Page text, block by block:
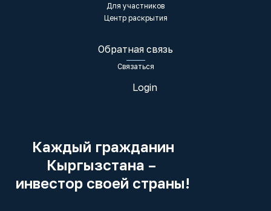
Для участников
Центр раскрытия
Обратная связь
Связаться
Login
Каждый гражданин
Кыргызстана –
инвестор своей страны!